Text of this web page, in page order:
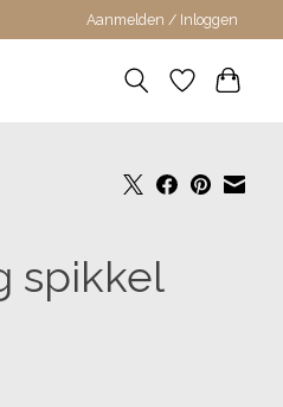
Aanmelden / Inloggen
spikkel